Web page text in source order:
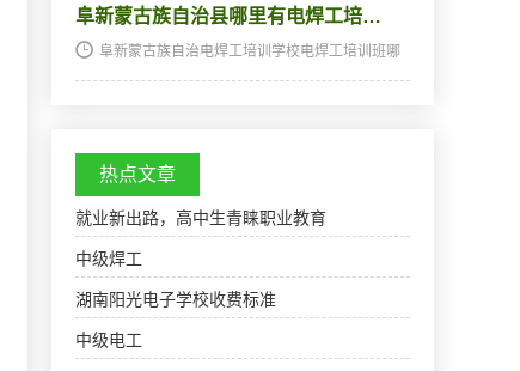
称：“因邹山之名以氏县也。”（中国地名语源…
阜新蒙古族自治县哪里有电焊工培…
阜新蒙古族自治电焊工培训学校电焊工培训班哪
热点文章
就业新出路，高中生青睐职业教育
中级焊工
湖南阳光电子学校收费标准
中级电工